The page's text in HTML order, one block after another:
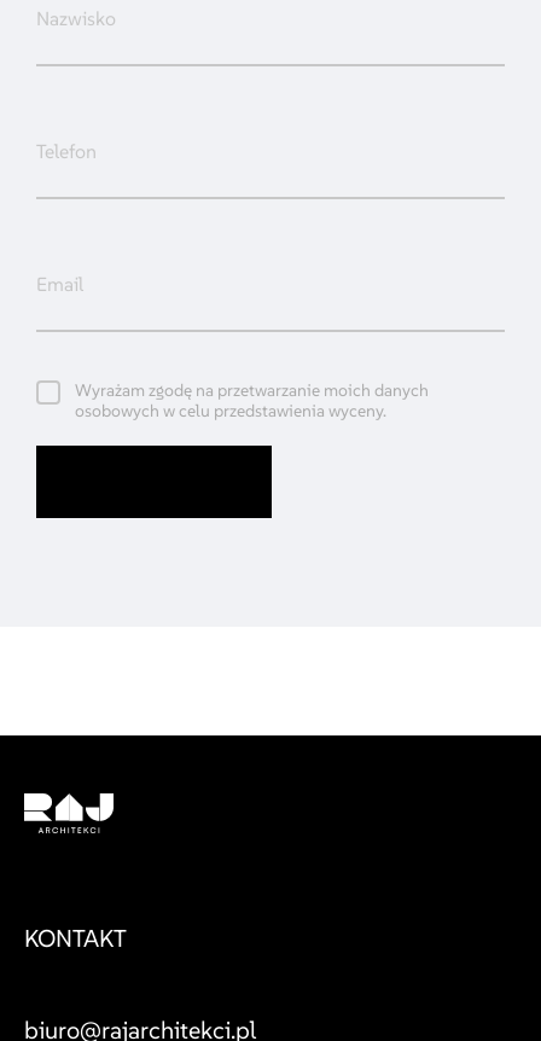
Wyrażam zgodę na przetwarzanie moich danych
osobowych w celu przedstawienia wyceny.
Logo
KONTAKT
biuro@rajarchitekci.pl